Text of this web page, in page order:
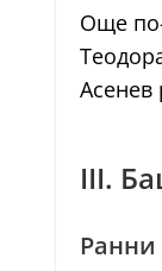
Още
Асенев
III.
Ранни